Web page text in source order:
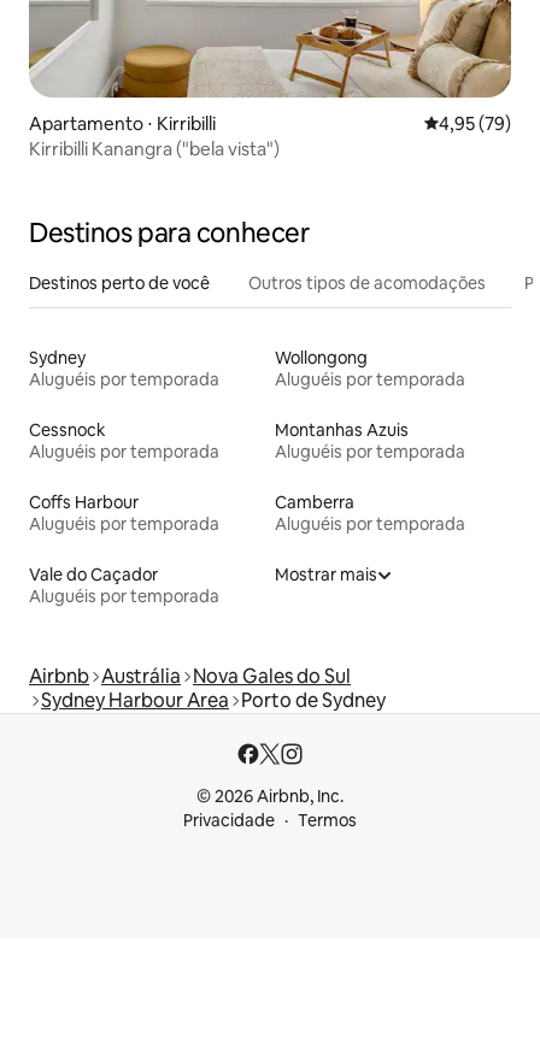
Apartamento ⋅ Kirribilli 4,95 de uma
4,95 (79)
Kirribilli Kanangra ("bela vista")
Destinos para conhecer
Destinos perto de você Outros tipos de acomodações
Sydney
Aluguéis por temporada
Wollongong
Aluguéis por temporada
Cessnock
Aluguéis por temporada
Montanhas Azuis
Aluguéis por temporada
Coffs Harbour
Aluguéis por temporada
Camberra
Aluguéis por temporada
Vale do Caçador
Aluguéis por temporada
Mostrar mais
Airbnb Austrália Nova Gales do Sul
Sydney Harbour Area Porto de Sydney
© 2026 Airbnb, Inc.
Privacidade
Termos